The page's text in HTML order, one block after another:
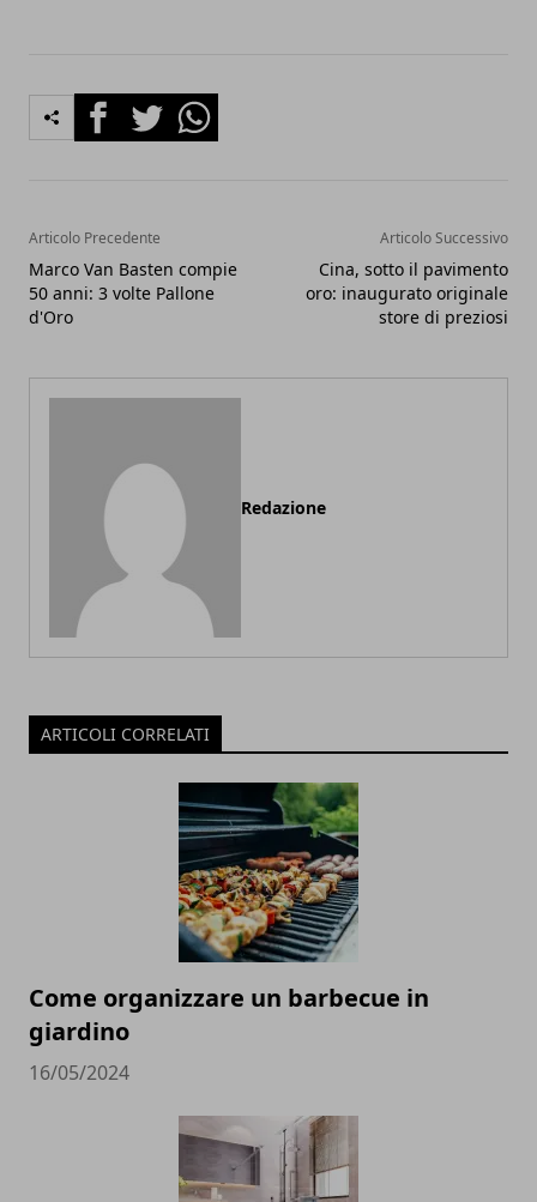
FacebookTwitterWhatsapp
Articolo Precedente
Marco Van Basten compie
50 anni: 3 volte Pallone
d'Oro
Articolo Successivo
Cina, sotto il pavimento
oro: inaugurato originale
store di preziosi
Redazione
ARTICOLI CORRELATI
Come organizzare un barbecue in
giardino
16/05/2024